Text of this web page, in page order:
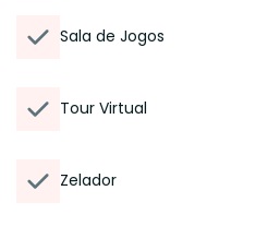
Sala de Jogos
Tour Virtual
Zelador